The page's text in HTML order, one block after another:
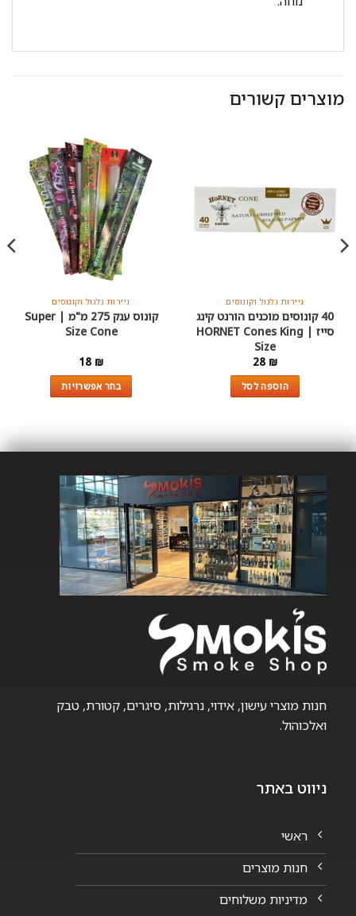
מוצרים קשורים
ניירות גלגול וקונוסים
40 קונוסים מוכנים הורנט קינג
סייז | HORNET Cones King
Size
28 ₪
הוספה לסל
ניירות גלגול וקונוסים
קונוס ענק 275 מ"מ | Super
Size Cone
18 ₪
בחר אפשרויות
יש
מספר
ניתן
לבחור
את
האפשרויות
בעמוד
המוצר
חנות מוצרי עישון, אידוי, נרגילות, סיגרים, קטורת, טבק
ואלכוהול.
ניווט באתר
ראשי
חנות מוצרים
מדיניות משלוחים